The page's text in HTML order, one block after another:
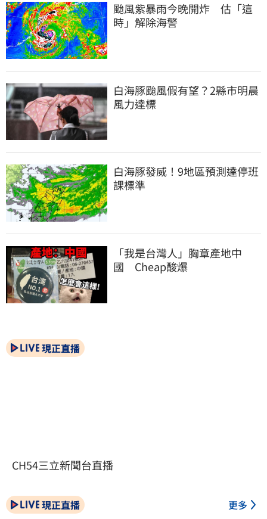
颱風紫暴雨今晚開炸　估「這
時」解除海警
白海豚颱風假有望？2縣市明晨
風力達標
白海豚發威！9地區預測達停班
課標準
「我是台灣人」胸章產地中
國　Cheap酸爆
現正直播
CH54三立新聞台直播
現正直播 更多